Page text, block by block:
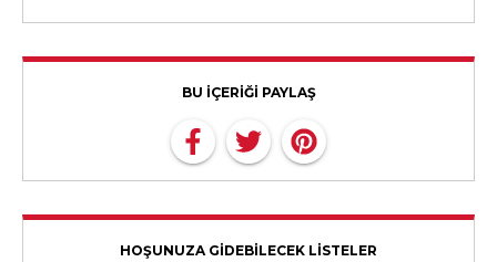
BU İÇERİĞİ PAYLAŞ
HOŞUNUZA GİDEBİLECEK LİSTELER